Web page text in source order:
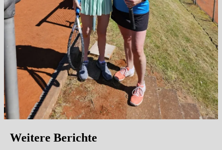
Weitere Berichte